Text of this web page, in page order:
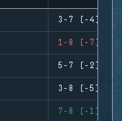
3-7 (-4)
1-8 (-7)
5-7 (-2)
3-8 (-5)
7-8 (-1)